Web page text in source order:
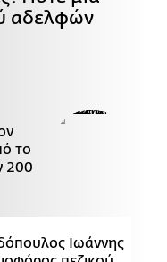
αδελφών
το
200
Ιωάννης